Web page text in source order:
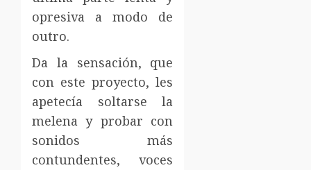
opresiva a modo de
outro.
Da la sensación, que
con este proyecto, les
apetecía soltarse la
melena y probar con
sonidos más
contundentes, voces